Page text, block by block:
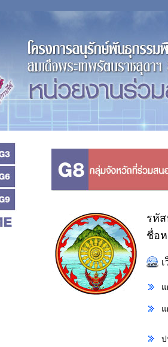
รหั
ชื่อ
ป